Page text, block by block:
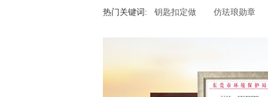
联系济安工厂
热门关键词: 钥匙扣定做 仿珐琅勋章